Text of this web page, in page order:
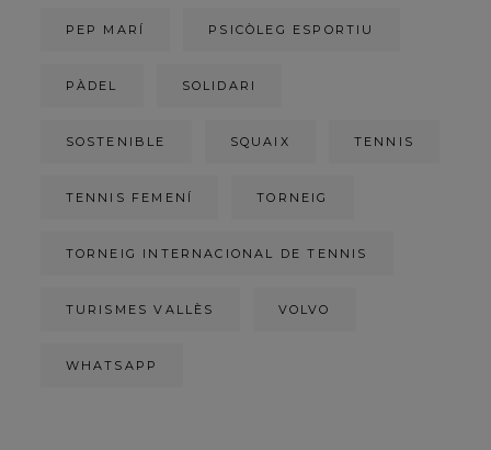
PEP MARÍ PSICÒLEG ESPORTIU
PÀDEL SOLIDARI
SOSTENIBLE SQUAIX TENNIS
TENNIS FEMENÍ TORNEIG
TORNEIG INTERNACIONAL DE TENNIS
TURISMES VALLÈS VOLVO
WHATSAPP